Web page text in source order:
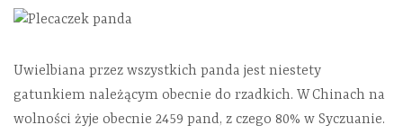
Uwielbiana przez wszystkich panda jest niestety
gatunkiem należącym obecnie do rzadkich. W Chinach na
wolności żyje obecnie 2459 pand, z czego 80% w Syczuanie.